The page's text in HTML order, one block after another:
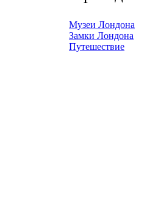
Музеи Лондона
Замки Лондона
Путешествие